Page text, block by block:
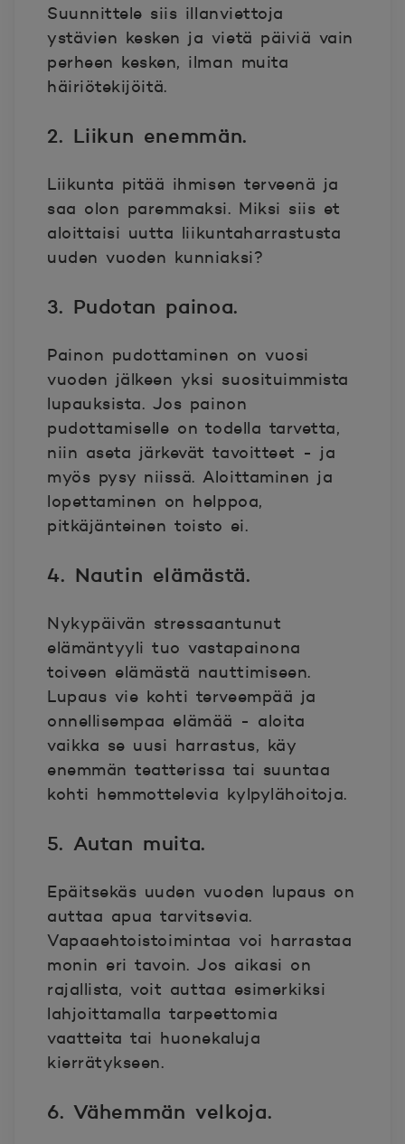
Suunnittele siis illanviettoja
ystävien kesken ja vietä päiviä vain
perheen kesken, ilman muita
häiriötekijöitä.
2. Liikun enemmän.
Liikunta pitää ihmisen terveenä ja
saa olon paremmaksi. Miksi siis et
aloittaisi uutta liikuntaharrastusta
uuden vuoden kunniaksi?
3. Pudotan painoa.
Painon pudottaminen on vuosi
vuoden jälkeen yksi suosituimmista
lupauksista. Jos painon
pudottamiselle on todella tarvetta,
niin aseta järkevät tavoitteet - ja
myös pysy niissä. Aloittaminen ja
lopettaminen on helppoa,
pitkäjänteinen toisto ei.
4. Nautin elämästä.
Nykypäivän stressaantunut
elämäntyyli tuo vastapainona
toiveen elämästä nauttimiseen.
Lupaus vie kohti terveempää ja
onnellisempaa elämää - aloita
vaikka se uusi harrastus, käy
enemmän teatterissa tai suuntaa
kohti hemmottelevia kylpylähoitoja.
5. Autan muita.
Epäitsekäs uuden vuoden lupaus on
auttaa apua tarvitsevia.
Vapaaehtoistoimintaa voi harrastaa
monin eri tavoin. Jos aikasi on
rajallista, voit auttaa esimerkiksi
lahjoittamalla tarpeettomia
vaatteita tai huonekaluja
kierrätykseen.
6. Vähemmän velkoja.